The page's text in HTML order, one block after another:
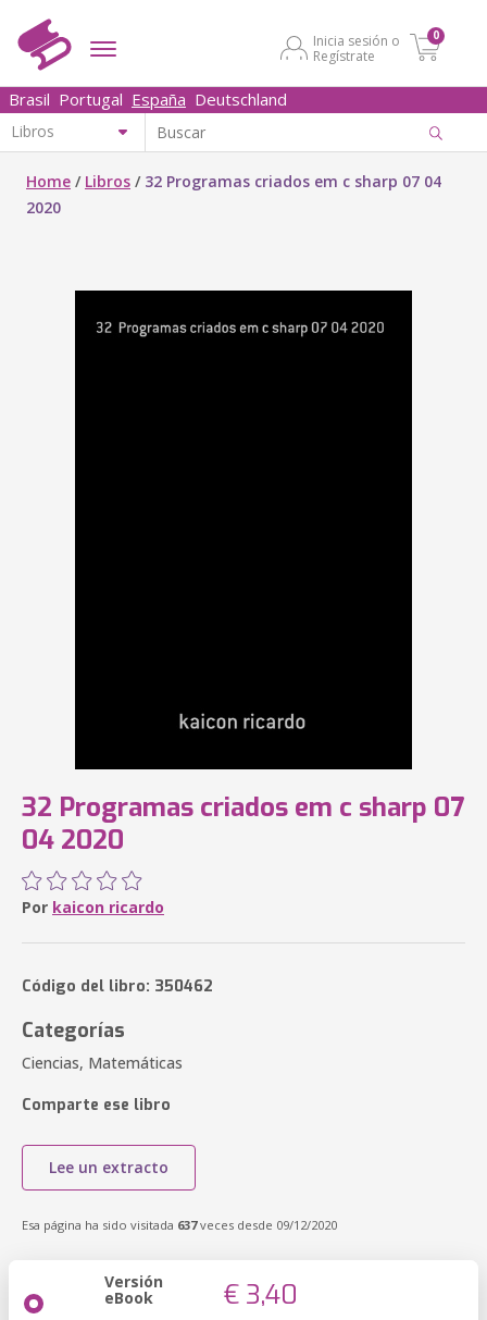
Inicia sesión o
Regístrate
0
Brasil Portugal España Deutschland
Home / Libros / 32 Programas criados em c sharp 07 04
2020
32 Programas criados em c sharp 07
04 2020
Por kaicon ricardo
Código del libro: 350462
Categorías
Ciencias, Matemáticas
Comparte ese libro
Lee un extracto
Esa página ha sido visitada 637veces desde 09/12/2020
Versión
eBook € 3,40